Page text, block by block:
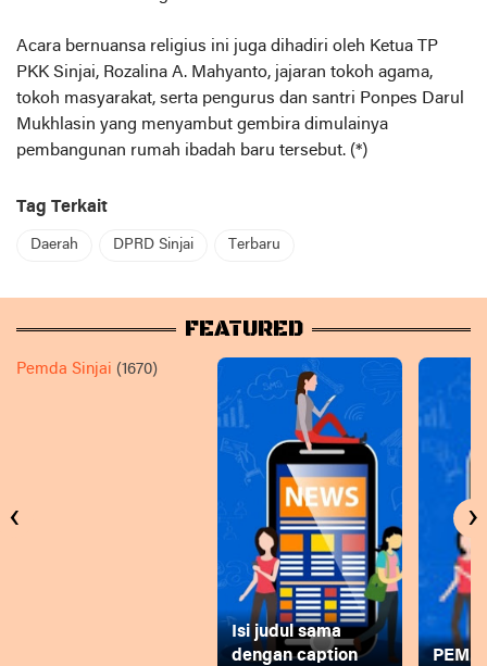
Acara bernuansa religius ini juga dihadiri oleh Ketua TP
PKK Sinjai, Rozalina A. Mahyanto, jajaran tokoh agama,
tokoh masyarakat, serta pengurus dan santri Ponpes Darul
Mukhlasin yang menyambut gembira dimulainya
pembangunan rumah ibadah baru tersebut. (*)
Tag Terkait
Daerah DPRD Sinjai Terbaru
FEATURED
Pemda Sinjai (1670)
Isi judul sama
dengan caption
‹ ›